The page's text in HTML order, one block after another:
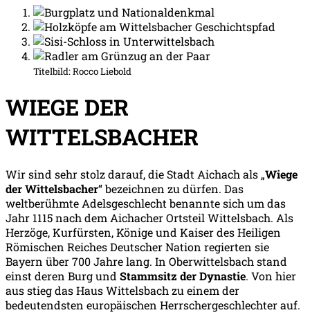
Titelbild:Rocco Liebold
WIEGE DER
WITTELSBACHER
Wir sind sehr stolz darauf, die Stadt Aichach als „Wiege
der Wittelsbacher“ bezeichnen zu dürfen. Das
weltberühmte Adelsgeschlecht benannte sich um das
Jahr 1115 nach dem Aichacher Ortsteil Wittelsbach. Als
Herzöge, Kurfürsten, Könige und Kaiser des Heiligen
Römischen Reiches Deutscher Nation regierten sie
Bayern über 700 Jahre lang. In Oberwittelsbach stand
einst deren Burg und Stammsitz der Dynastie. Von hier
aus stieg das Haus Wittelsbach zu einem der
bedeutendsten europäischen Herrschergeschlechter auf.